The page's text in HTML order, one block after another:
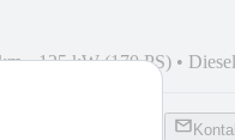
•125 kW (170 PS) • Diesel